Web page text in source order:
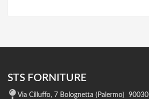
STS FORNITURE
Via Cilluffo, 7 Bolognetta (Palermo) 90030